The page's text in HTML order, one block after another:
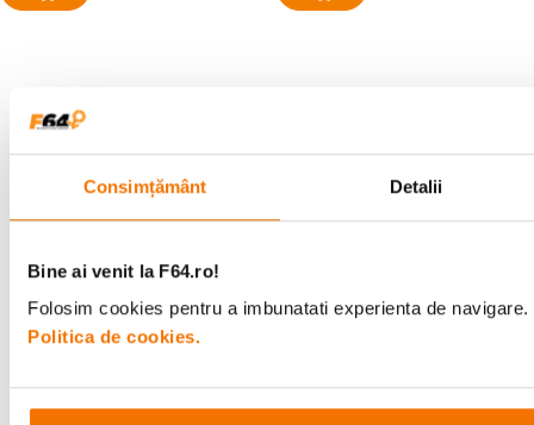
Consimțământ Detalii
Bine ai venit la F64.ro!
Folosim cookies pentru a imbunatati experienta de
Politica de cookies.
ghiduri foto-video si oferte pregatite special
pentru tine.
Consultanta
specializata
Livrare gratuita